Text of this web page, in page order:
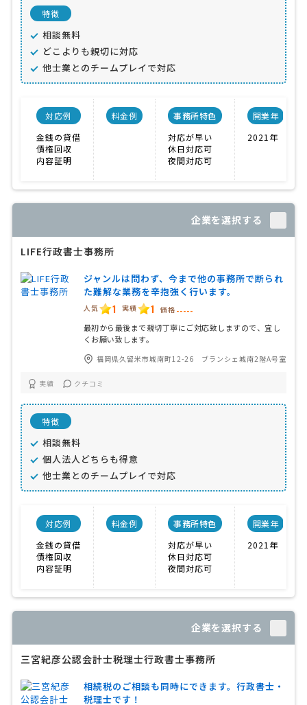
特徴
相談無料
どこよりも親切に対応
他士業とのチームプレイで対応
対応例
金銭の貸借
債権回収
内容証明
料金例
事務所特色
対応が早い
休日対応可
夜間対応可
開業年
2021年
企業を選択する
LIFE行政書士事務所
ジャンルは問わず、今まで他の事務所で断られ
た難解な業務を辛抱強く行います。
人気 1 実績 1 価格 -----
最初から最後まで親切丁寧にご対応致しますので、宜し
くお願い致します。
福岡県久留米市城南町12-26 ブランシェ城南2階A号室
実績 クチコミ
特徴
相談無料
個人法人どちらも得意
他士業とのチームプレイで対応
対応例
金銭の貸借
債権回収
内容証明
料金例
事務所特色
対応が早い
休日対応可
夜間対応可
開業年
2021年
企業を選択する
三宮紀彦公認会計士税理士行政書士事務所
相続税のご相談も同時にできます。行政書士・
税理士です！